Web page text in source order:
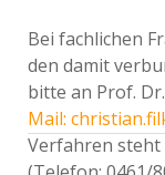
Bei fachlichen
den damit
bitte an Prof.
Mail:
Verfahren steht